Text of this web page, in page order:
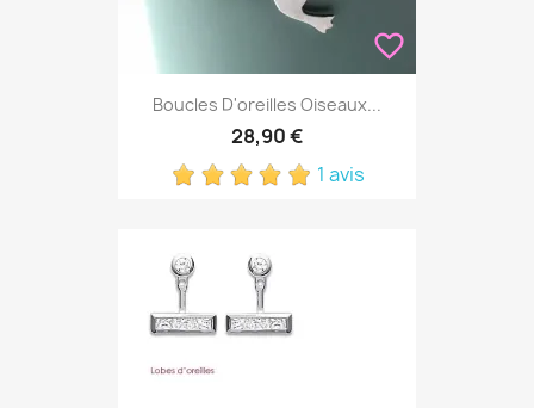
favorite_border
Boucles D'oreilles Oiseaux...
28,90 €
1 avis